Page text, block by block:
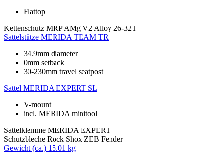
Flattop
Kettenschutz MRP AMg V2 Alloy 26-32T
Sattelstütze MERIDA TEAM TR
34.9mm diameter
0mm setback
30-230mm travel seatpost
Sattel MERIDA EXPERT SL
V-mount
incl. MERIDA minitool
Sattelklemme MERIDA EXPERT
Schutzbleche Rock Shox ZEB Fender
Gewicht (ca.) 15.01 kg